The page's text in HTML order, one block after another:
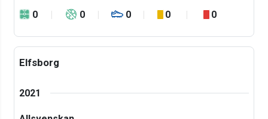
0
0 0 0 0
Elfsborg
2021